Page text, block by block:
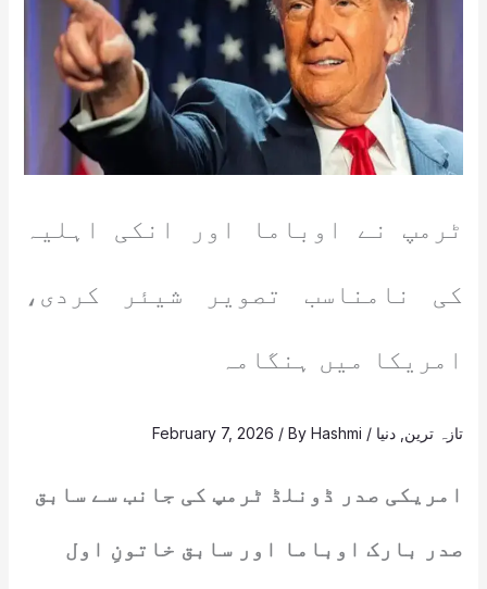
ٹرمپ نے اوباما اور انکی اہلیہ
کی نامناسب تصویر شیئر کردی،
امریکا میں ہنگامہ
تازہ ترین دنیا /
February 7, 2026 / ByHashmi
امریکی صدر ڈونلڈ ٹرمپ کی جانب سے سابق
صدر بارک اوباما اور سابق خاتونِ اول